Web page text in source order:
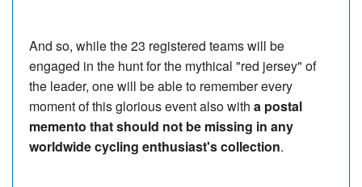
And so, while the 23 registered teams will be
engaged in the hunt for the mythical "red jersey" of
the leader, one will be able to remember every
moment of this glorious event also with a postal
memento that should not be missing in any
worldwide cycling enthusiast's collection.